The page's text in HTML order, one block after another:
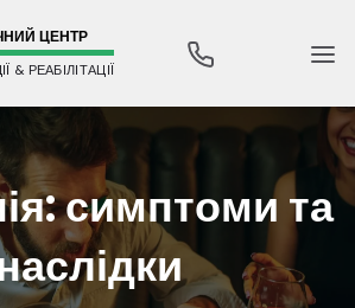
ЦЕНТР
& РЕАБІЛІТАЦІЇ
симптоми та